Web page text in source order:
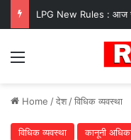
Menu
Home /देश /विधिक व्यवस्था
विधिक व्यवस्था कानूनी